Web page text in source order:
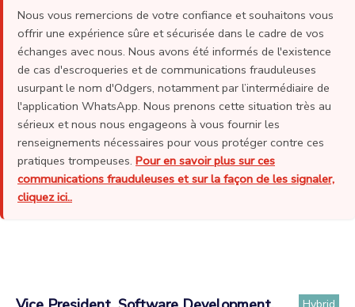
Nous vous remercions de votre confiance et souhaitons vous
offrir une expérience sûre et sécurisée dans le cadre de vos
échanges avec nous. Nous avons été informés de l'existence
de cas d'escroqueries et de communications frauduleuses
usurpant le nom d'Odgers, notamment par l’intermédiaire de
l'application WhatsApp. Nous prenons cette situation très au
sérieux et nous nous engageons à vous fournir les
renseignements nécessaires pour vous protéger contre ces
pratiques trompeuses. Pour en savoir plus sur ces
communications frauduleuses et sur la façon de les signaler,
cliquez ici..